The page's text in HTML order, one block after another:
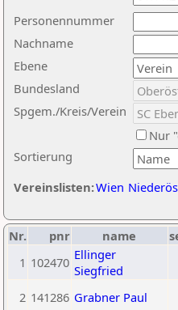
Nachname
Ebene
Sortierung
Personennummer
Bundesland
Spgem./Kreis/Verein
Nur
Vereinslisten:Wien
Nr. pnr name
1 102470 Ellinger
Siegfried
2 141286 Grabner Paul